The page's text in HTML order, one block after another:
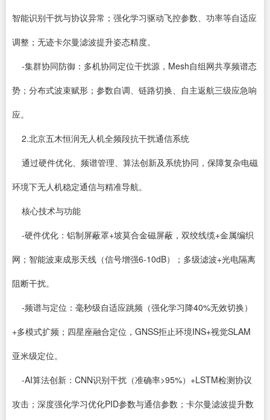
智能识别干扰与协议异常；强化学习驱动飞控参数、功率等自适应
调整；无迹卡尔曼滤波提升姿态精度。
-集群协同防御：多机协同定位干扰源，Mesh自组网共享频谱态
势；分布式波束赋形；参数自调、链路切换、自主返航三级应急响
应。
2.北京五木恒润无人机全频段抗干扰通信系统
通过硬件优化、频谱管理、算法创新及系统协同，保障复杂电磁
环境下无人机稳定通信与精准导航。
核心技术与功能
-硬件优化：铝制屏蔽罩+坡莫合金磁屏蔽，双绞线缆+金属编织
网；智能波束成形天线（信号增强6-10dB）；多级滤波+光电隔离
阻断干扰。
-频谱与定位：毫秒级自适应跳频（强化学习降40%无效切换）
+多模式扩频；四星座融合定位，GNSS拒止环境INS+视觉SLAM
亚米级定位。
-AI算法创新：CNN识别干扰（准确率>95%）+LSTM检测协议
攻击；深度强化学习优化PID参数与通信参数；卡尔曼滤波提升数